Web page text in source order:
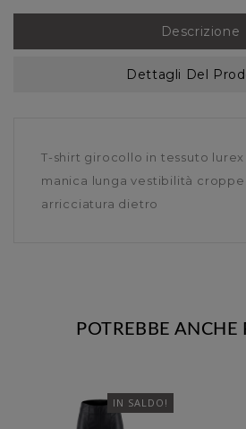
Descrizione
Dettagli Del
T-shirt girocollo in tessuto
manica lunga vestibilità
arricciatura dietro
POTREBBE ANCHE
IN SALDO!